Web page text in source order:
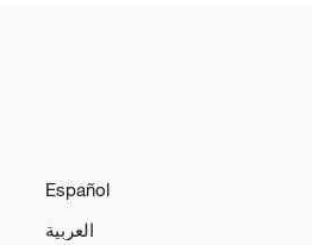
Español
العربية